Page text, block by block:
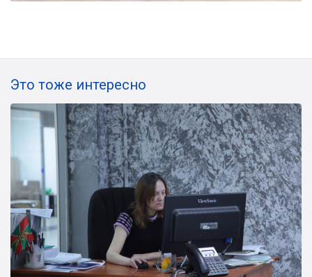
Это тоже интересно